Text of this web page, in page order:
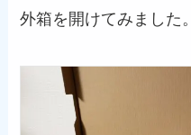
外箱を開けてみました。